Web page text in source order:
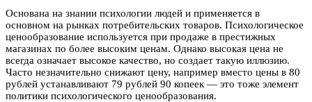
Основана на знании психологии людей и применяется в
основном на рынках потребительских товаров. Психологическое
ценообразование используется при продаже в престижных
магазинах по более высоким ценам. Однако высокая цена не
всегда означает высокое качество, но создает такую иллюзию.
Часто незначительно снижают цену, например вместо цены в 80
рублей устанавливают 79 рублей 90 копеек — это тоже элемент
политики психологического ценообразования.